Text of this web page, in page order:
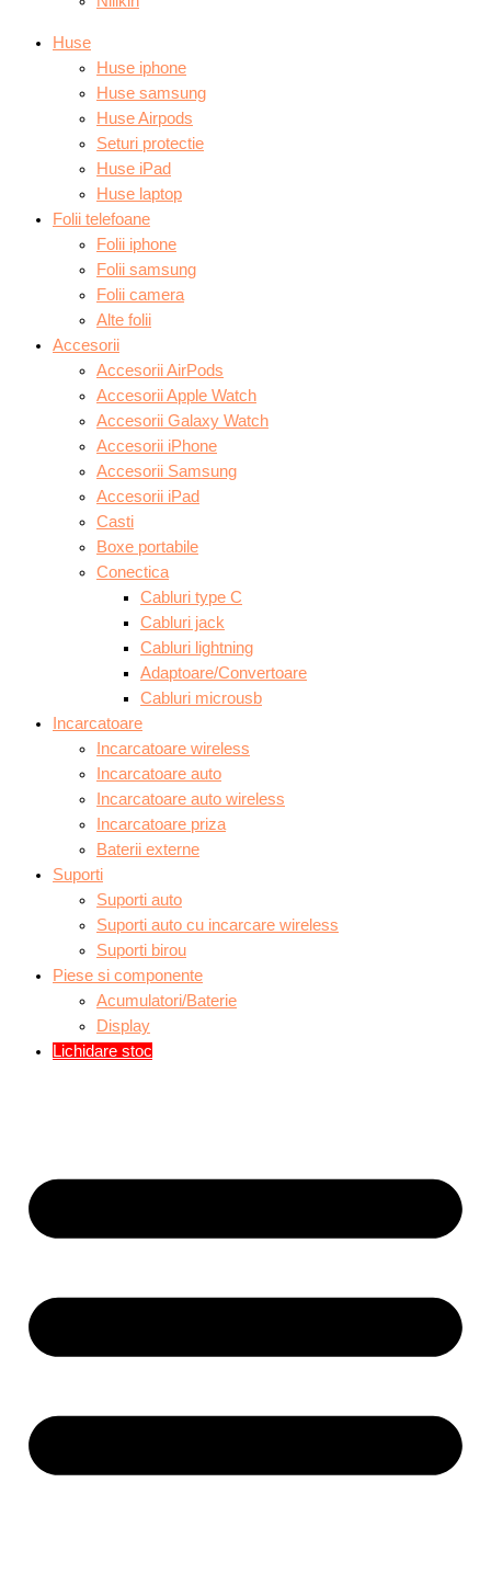
Huse
Huse iphone
Huse samsung
Huse Airpods
Seturi protectie
Huse iPad
Huse laptop
Folii telefoane
Folii iphone
Folii samsung
Folii camera
Alte folii
Accesorii
Accesorii AirPods
Accesorii Apple Watch
Accesorii Galaxy Watch
Accesorii iPhone
Accesorii Samsung
Accesorii iPad
Casti
Boxe portabile
Conectica
Cabluri type C
Cabluri jack
Cabluri lightning
Adaptoare/Convertoare
Cabluri microusb
Incarcatoare
Incarcatoare wireless
Incarcatoare auto
Incarcatoare auto wireless
Incarcatoare priza
Baterii externe
Suporti
Suporti auto
Suporti auto cu incarcare wireless
Suporti birou
Piese si componente
Acumulatori/Baterie
Display
Lichidare stoc